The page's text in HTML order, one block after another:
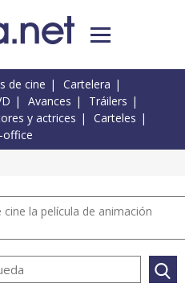
de cine
Cartelera
Avances
Tráilers
y actrices
Carteles
office
cine la película de animación